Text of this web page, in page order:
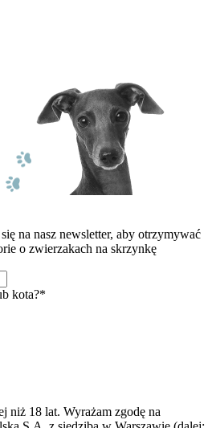
na nasz newsletter, aby otrzymywać
o zwierzakach na skrzynkę
kota?*
niż 18 lat. Wyrażam zgodę na